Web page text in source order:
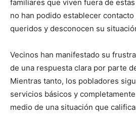
familiares que viven fuera de
no han podido establecer
queridos y desconocen su
Vecinos han manifestado su
de una respuesta clara por parte
Mientras tanto, los pobladores
servicios básicos y
medio de una situación que